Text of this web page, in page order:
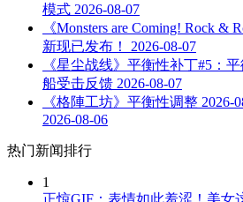
模式 2026-08-07
《Monsters are Coming! Rock &
新现已发布！
2026-08-07
《星尘战线》平衡性补丁#5：
船受击反馈 2026-08-07
《格陣工坊》平衡性调整 2026-
2026-08-06
热门新闻排行
1
正惊GIF：表情如此羞涩！美女